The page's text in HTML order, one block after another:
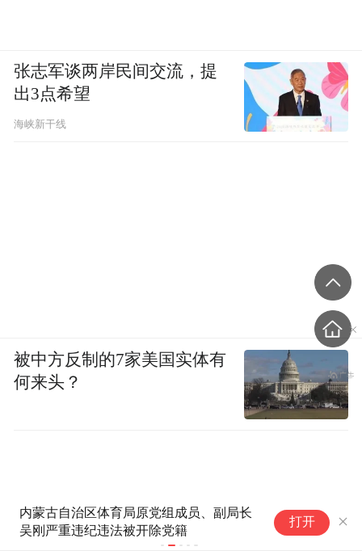
内蒙古自治区体育局原党组成员、副局长
吴刚严重违纪违法被开除党籍
打开
张志军谈两岸民间交流，提
出3点希望
海峡新干线
被中方反制的7家美国实体有
何来头？